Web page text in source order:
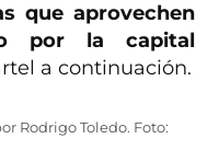
que aprovechen
por la capital
a continuación.
Rodrigo Toledo. Foto: